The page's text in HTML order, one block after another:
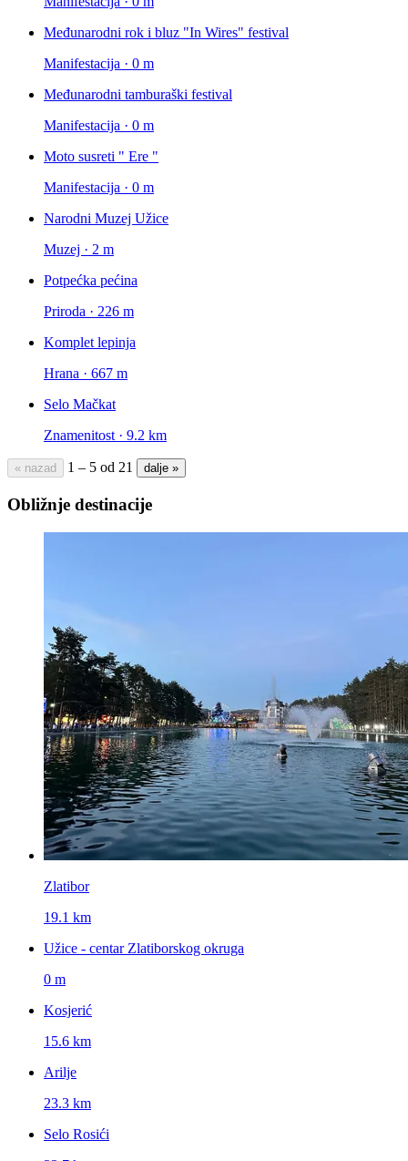
Međunarodni rok i bluz "In Wires" festival
Manifestacija · 0 m
Međunarodni tamburaški festival
Manifestacija · 0 m
Moto susreti " Ere "
Manifestacija · 0 m
Narodni Muzej Užice
Muzej · 2 m
Potpećka pećina
Priroda · 226 m
Komplet lepinja
Hrana · 667 m
Selo Mačkat
Znamenitost · 9.2 km
« nazad 1 – 5 od 21 dalje »
Obližnje destinacije
Zlatibor
19.1 km
Užice - centar Zlatiborskog okruga
0 m
Kosjerić
15.6 km
Arilje
23.3 km
Selo Rosići